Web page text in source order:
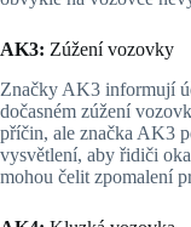
AK3: Zúžení vozovky
Značky AK3 informují
dočasném zúžení
příčin, ale značka AK3
vysvětlení, aby řidiči
mohou čelit zpomalení